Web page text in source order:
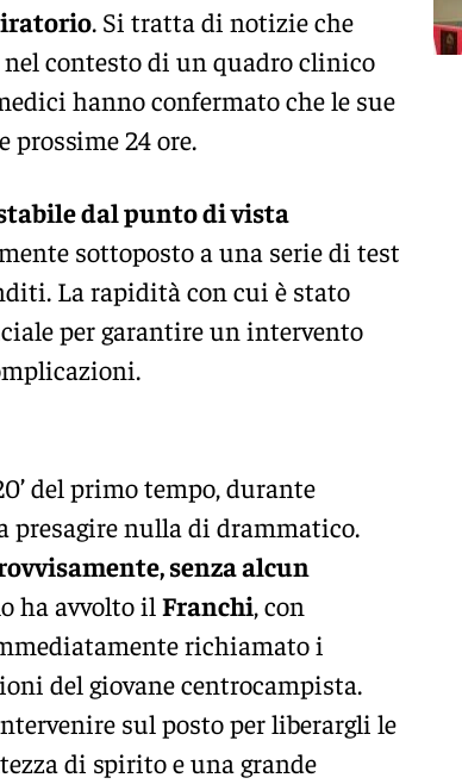
. Si tratta di notizie che
contesto di un quadro clinico
hanno confermato che le sue
24 ore.
dal punto di vista
sottoposto a una serie di test
La rapidità con cui è stato
per garantire un intervento
del primo tempo, durante
presagire nulla di drammatico.
senza alcun
ha avvolto il Franchi, con
richiamato i
del giovane centrocampista.
sul posto per liberargli le
di spirito e una grande